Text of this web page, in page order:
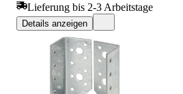
Lieferung bis 2-3 Arbeitstage
Details anzeigen